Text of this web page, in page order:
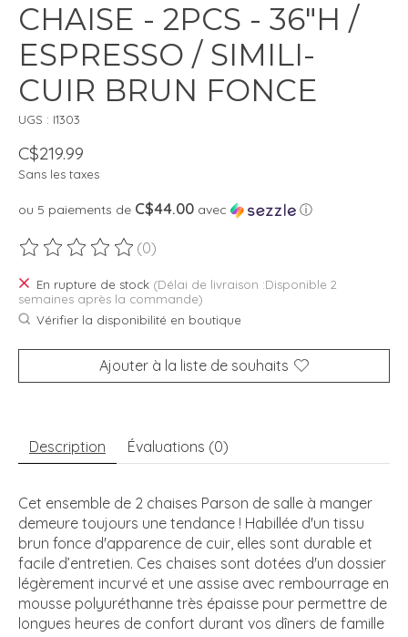
CHAISE - 2PCS - 36"H /
ESPRESSO / SIMILI-
CUIR BRUN FONCE
UGS : I1303
C$219.99
Sans les taxes
ou 5 paiements de C$44.00 avec ⓘ
Ce produit est évalué à
(0)
En rupture de stock (Délai de livraison :Disponible 2
semaines après la commande)
Vérifier la disponibilité en boutique
Ajouter à la liste de souhaits
Description Évaluations (0)
Cet ensemble de 2 chaises Parson de salle à manger
demeure toujours une tendance ! Habillée d'un tissu
brun fonce d'apparence de cuir, elles sont durable et
facile d’entretien. Ces chaises sont dotées d'un dossier
légèrement incurvé et une assise avec rembourrage en
mousse polyuréthanne très épaisse pour permettre de
longues heures de confort durant vos dîners de famille